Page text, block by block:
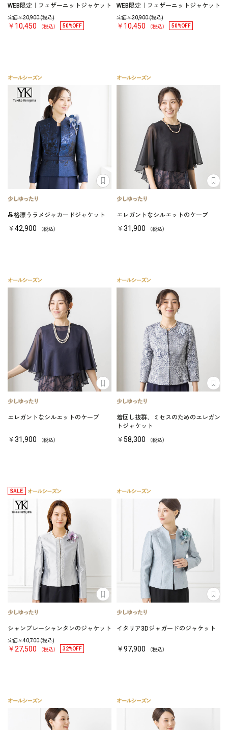
WEB限定｜フェザーニットジャケット
定価￥20,900(税込)
￥10,450 （税込） 50%OFF
WEB限定｜フェザーニットジャケット
定価￥20,900(税込)
￥10,450 （税込） 50%OFF
品格漂うラメジャカードジャケット
￥42,900 （税込）
エレガントなシルエットのケープ
￥31,900 （税込）
エレガントなシルエットのケープ
￥31,900 （税込）
着回し抜群、ミセスのためのエレガン
トジャケット
￥58,300 （税込）
シャンブレーシャンタンのジャケット
定価￥40,700(税込)
￥27,500 （税込） 32%OFF
イタリア3Dジャガードのジャケット
￥97,900 （税込）